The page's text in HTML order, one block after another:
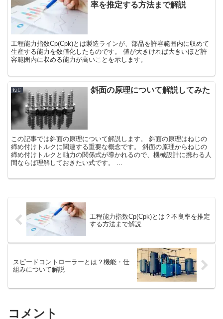
率を推定する方法まで解説
工程能力指数Cp(Cpk)とは製造ラインが、部品を許容範囲内に収めて
生産する能力を数値化したものです。 値が大きければ大きいほど許
容範囲内に収める能力が高いことを示します。
ねじ 斜面の原理について解説してみた
この記事では斜面の原理について解説します。 斜面の原理はねじの
締め付けトルクに関連する重要な概念です。 斜面の原理からねじの
締め付けトルクと軸力の関係式が導かれるので、機械設計に携わる人
間ならば理解しておきたい式です。 ...
工程能力指数Cp(Cpk)とは？不良率を推定
する方法まで解説
スピードコントローラーとは？機能・仕
組みについて解説
コメント